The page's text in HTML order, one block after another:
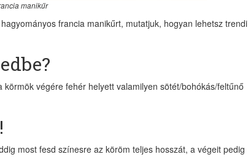
manikűr
francia manikűrt, mutatjuk, hogyan lehetsz trendi
végére fehér helyett valamilyen sötét/bohókás/feltűnő
most fesd színesre az köröm teljes hosszát, a végeit pedig